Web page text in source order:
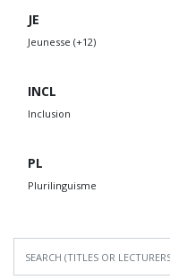
JE
Jeunesse (+12)
INCL
Inclusion
PL
Plurilinguisme